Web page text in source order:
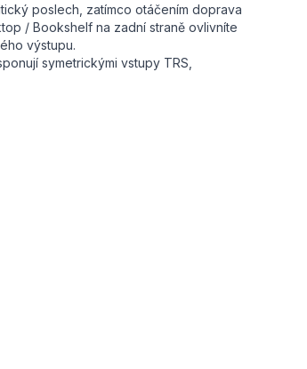
poslech, zatímco otáčením doprava
/ Bookshelf na zadní straně ovlivníte
výstupu.
symetrickými vstupy TRS,